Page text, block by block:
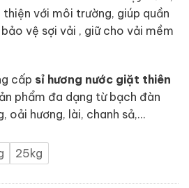
với môi trường, giúp quần
vệ sợi vải , giữ cho vải mềm
cấp sỉ hương nước giặt thiên
phẩm đa dạng từ bạch đàn
oải hương, lài, chanh sả,…
25kg